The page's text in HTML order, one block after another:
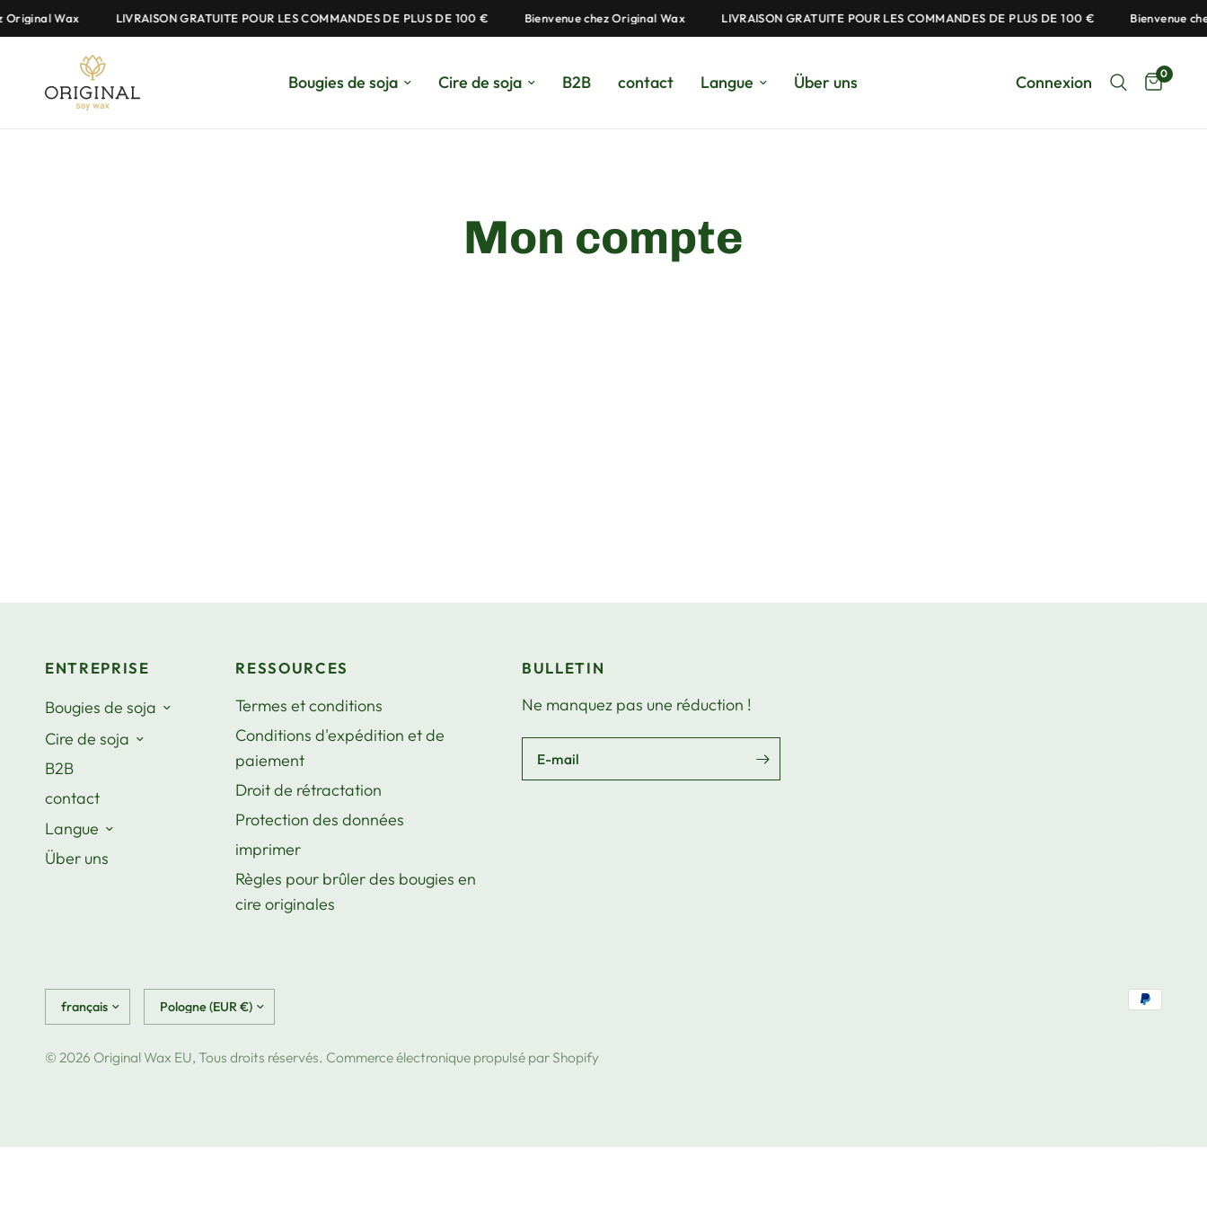
Wax LIVRAISON GRATUITE POUR LES COMMANDES DE PLUS DE 100 € Bienvenue chez Original Wax LIVRAISON GRATUITE POUR LES COMMANDES DE PLUS DE 100 € Bienvenue
Bougies de soja Cire de soja B2B contact Langue Über uns Connexion 0
Mon compte
ENTREPRISE
Bougies de soja
Cire de soja
B2B
contact
Langue
Über uns
RESSOURCES
Termes et conditions
Conditions d'expédition et de
paiement
Droit de rétractation
Protection des données
imprimer
Règles pour brûler des bougies en
cire originales
BULLETIN
Ne manquez pas une réduction !
E-mail
Mettre
le
Mettre
le
© 2026 Original Wax EU, Tous droits réservés. Commerce électronique propulsé par Shopify